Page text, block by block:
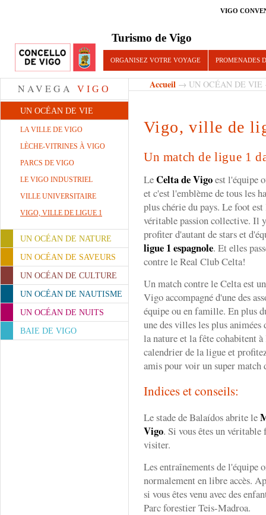
VIGO
Turismo de Vigo
ORGANISEZ VOTRE VOYAGE PROMENADES
NAVEGA VIGO
UN OCÉAN DE VIE
LA VILLE DE VIGO
LÈCHE-VITRINES À VIGO
PARCS DE VIGO
LE VIGO INDUSTRIEL
VILLE UNIVERSITAIRE
VIGO, VILLE DE LIGUE 1
UN OCÉAN DE NATURE
UN OCÉAN DE SAVEURS
UN OCÉAN DE CULTURE
UN OCÉAN DE NAUTISME
UN OCÉAN DE NUITS
BAIE DE VIGO
Accueil → UN OCÉAN DE VIE
Vigo, ville de
Un match de ligue 1
LeCelta de Vigoest l'équipe
et c'est l'emblème de tous les
plus chérie du pays. Le foot
véritable passion collective. Il
profiter d'autant de stars et
ligue 1 espagnole. Et elles
contre le Real Club Celta!
Un match contre le Celta est
Vigo accompagné d'une des
équipe ou en famille. En plus
une des villes les plus
la nature et la fête cohabitent
calendrier de la ligue et
amis pour voir un super match
Indices et conseils:
Le stade de Balaídos abrite le
Vigo. Si vous êtes un véritable
visiter.
Les entraînements de l'équipe
normalement en libre accès.
si vous êtes venu avec des
Parc forestier Teis-Madroa.